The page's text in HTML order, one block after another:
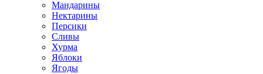
Мандарины
Нектарины
Персики
Сливы
Хурма
Яблоки
Ягоды